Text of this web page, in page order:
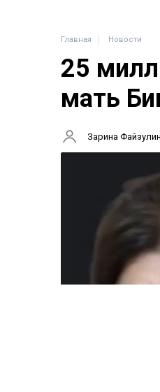
Главная Новости
25
мать
Зарина